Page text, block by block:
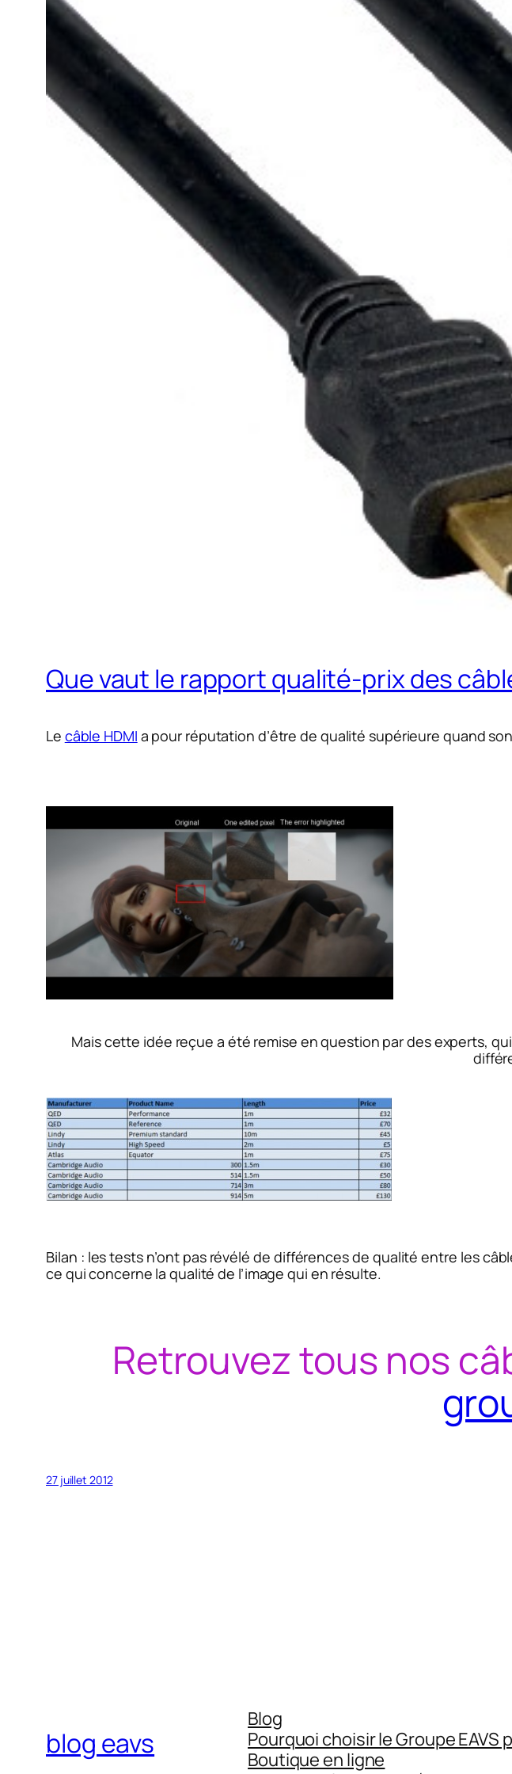
Que vaut le rapport qualité-prix des
Le câble HDMI a pour réputation d’être de qualité supérieure quand
Mais cette idée reçue a été remise en question par des experts,
Bilan : les tests n’ont pas révélé de différences de qualité entre les
ce qui concerne la qualité de l’image qui en résulte.
Retrouvez tous nos
27 juillet 2012
blog eavs
Blog
Pourquoi choisir le Groupe
Boutique en ligne